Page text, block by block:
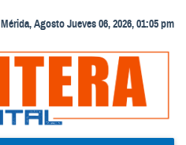
Mérida, Agosto Jueves 06, 2026, 01:05 pm